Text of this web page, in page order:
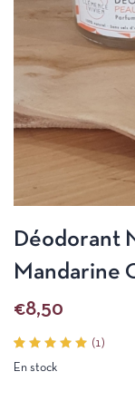
Déodorant
Mandarine
€8,50
5.00
(1)
En stock